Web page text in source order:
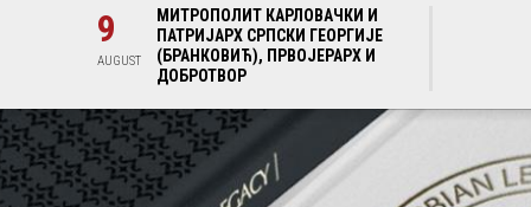
9
AUGUST
МИТРОПОЛИТ КАРЛОВАЧКИ И
ПАТРИЈАРХ СРПСКИ ГЕОРГИЈЕ
(БРАНКОВИЋ), ПРВОЈЕРАРХ И
ДОБРОТВОР